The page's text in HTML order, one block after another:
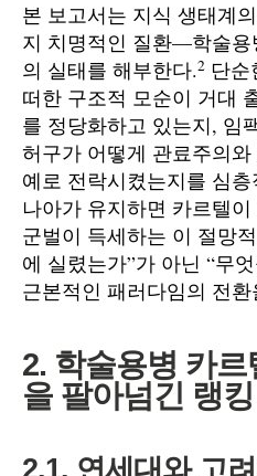
본 보고서는 지식 생태계
지 치명적인 질환—학술
의 실태를 해부한다.2 단순
떠한 구조적 모순이 거대
를 정당화하고 있는지, 임
허구가 어떻게 관료주의
예로 전락시켰는지를 심
나아가 유지하면 카르텔
군벌이 득세하는 이 절망
에 실렸는가”가 아닌 “무
근본적인 패러다임의 전
2. 학술용병 카
을 팔아넘긴 랭